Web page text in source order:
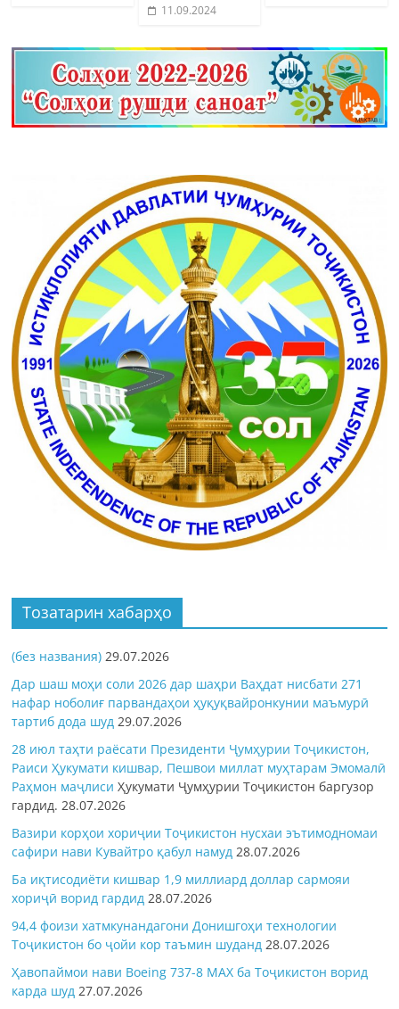
11.09.2024
Тозатарин хабарҳо
(без названия) 29.07.2026
Дар шаш моҳи соли 2026 дар шаҳри Ваҳдат нисбати 271
нафар ноболиғ парвандаҳои ҳуқуқвайронкунии маъмурӣ
тартиб дода шуд 29.07.2026
28 июл таҳти раёсати Президенти Ҷумҳурии Тоҷикистон,
Раиси Ҳукумати кишвар, Пешвои миллат муҳтарам Эмомалӣ
Раҳмон маҷлисиҲукумати Ҷумҳурии Тоҷикистон баргузор
гардид.28.07.2026
Вазири корҳои хориҷии Тоҷикистон нусхаи эътимодномаи
сафири нави Кувайтро қабул намуд 28.07.2026
Ба иқтисодиёти кишвар 1,9 миллиард доллар сармояи
хориҷӣ ворид гардид 28.07.2026
94,4 фоизи хатмкунандагони Донишгоҳи технологии
Тоҷикистон бо ҷойи кор таъмин шуданд 28.07.2026
Ҳавопаймои нави Boeing 737-8 MAX ба Тоҷикистон ворид
карда шуд 27.07.2026